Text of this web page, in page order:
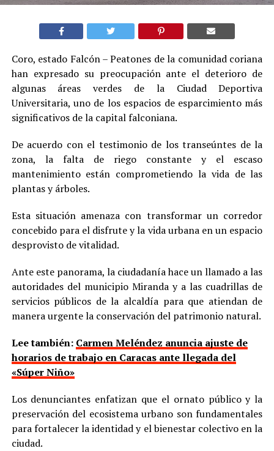
Coro, estado Falcón – Peatones de la comunidad coriana
han expresado su preocupación ante el deterioro de
algunas áreas verdes de la Ciudad Deportiva
Universitaria, uno de los espacios de esparcimiento más
significativos de la capital falconiana.
De acuerdo con el testimonio de los transeúntes de la
zona, la falta de riego constante y el escaso
mantenimiento están comprometiendo la vida de las
plantas y árboles.
Esta situación amenaza con transformar un corredor
concebido para el disfrute y la vida urbana en un espacio
desprovisto de vitalidad.
Ante este panorama, la ciudadanía hace un llamado a las
autoridades del municipio Miranda y a las cuadrillas de
servicios públicos de la alcaldía para que atiendan de
manera urgente la conservación del patrimonio natural.
Lee también: Carmen Meléndez anuncia ajuste de
horarios de trabajo en Caracas ante llegada del
«Súper Niño»
Los denunciantes enfatizan que el ornato público y la
preservación del ecosistema urbano son fundamentales
para fortalecer la identidad y el bienestar colectivo en la
ciudad.